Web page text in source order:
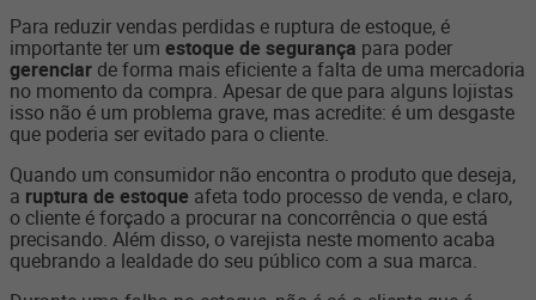
Para reduzir vendas perdidas e ruptura de estoque, é
importante ter um estoque de segurança para poder
gerenciar de forma mais eficiente a falta de uma mercadoria
no momento da compra. Apesar de que para alguns lojistas
isso não é um problema grave, mas acredite: é um desgaste
que poderia ser evitado para o cliente.
Quando um consumidor não encontra o produto que deseja,
a ruptura de estoque afeta todo processo de venda, e claro,
o cliente é forçado a procurar na concorrência o que está
precisando. Além disso, o varejista neste momento acaba
quebrando a lealdade do seu público com a sua marca.